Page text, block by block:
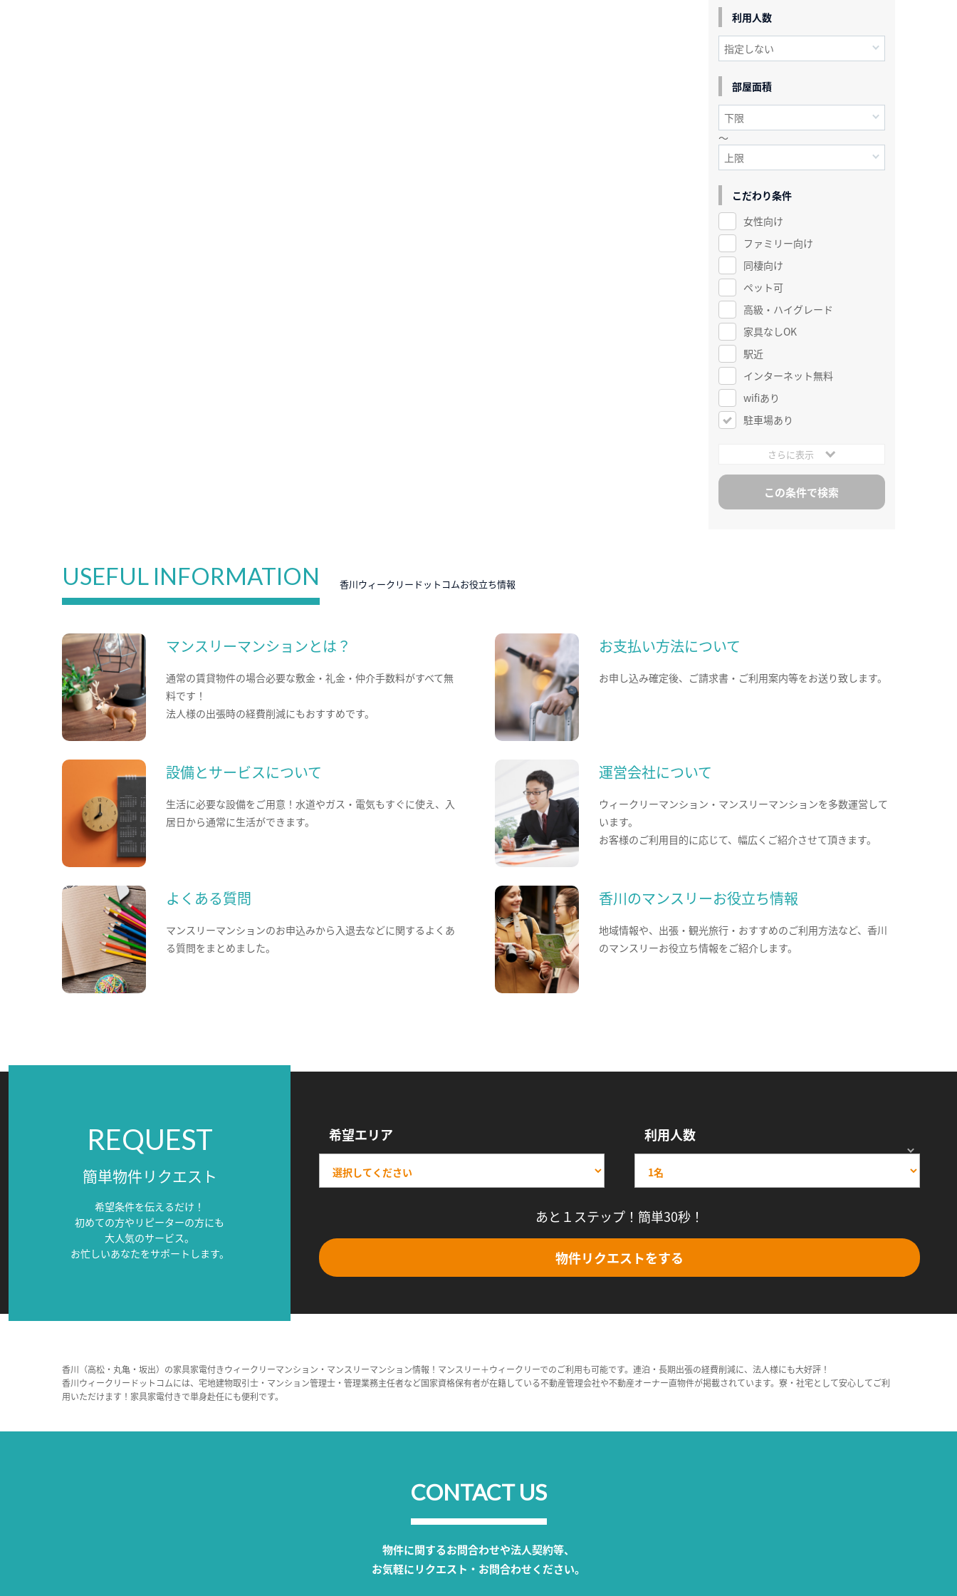
利用人数
部屋面積
～
こだわり条件
女性向け
ファミリー向け
同棲向け
ペット可
高級・ハイグレード
家具なしOK
駅近
インターネット無料
wifiあり
駐車場あり
さらに表示
USEFUL INFORMATION 香川ウィークリードットコムお役立ち情報
マンスリーマンションとは？
通常の賃貸物件の場合必要な敷金・礼金・仲介手数料がすべて無
料です！
法人様の出張時の経費削減にもおすすめです。
お支払い方法について
お申し込み確定後、ご請求書・ご利用案内等をお送り致します。
設備とサービスについて
生活に必要な設備をご用意！水道やガス・電気もすぐに使え、入
居日から通常に生活ができます。
運営会社について
ウィークリーマンション・マンスリーマンションを多数運営して
います。
お客様のご利用目的に応じて、幅広くご紹介させて頂きます。
よくある質問
マンスリーマンションのお申込みから入退去などに関するよくあ
る質問をまとめました。
香川のマンスリーお役立ち情報
地域情報や、出張・観光旅行・おすすめのご利用方法など、香川
のマンスリーお役立ち情報をご紹介します。
REQUEST
簡単物件リクエスト
希望条件を伝えるだけ！
初めての方やリピーターの方にも
大人気のサービス。
お忙しいあなたをサポートします。
希望エリア 利用人数
あと１ステップ！簡単30秒！
物件リクエストをする
香川（高松・丸亀・坂出）の家具家電付きウィークリーマンション・マンスリーマンション情報！マンスリー＋ウィークリーでのご利用も可能です。連泊・長期出張の経費削減に、法人様にも大好評！
香川ウィークリードットコムには、宅地建物取引士・マンション管理士・管理業務主任者など国家資格保有者が在籍している不動産管理会社や不動産オーナー直物件が掲載されています。寮・社宅として安心してご利
用いただけます！家具家電付きで単身赴任にも便利です。
CONTACT US
物件に関するお問合わせや法人契約等、
お気軽にリクエスト・お問合わせください。